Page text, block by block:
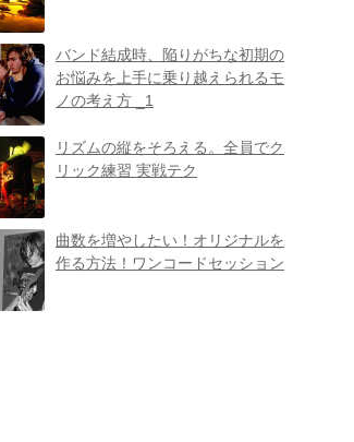
バンド結成時、陥りがちな初期の
お悩みを上手に乗り越えられるモ
ノの考え方 _1
リズムの縦をそろえる。全員でク
リック練習 実戦テク
曲数を増やしたい！オリジナルを
作る方法！ワンコードセッション